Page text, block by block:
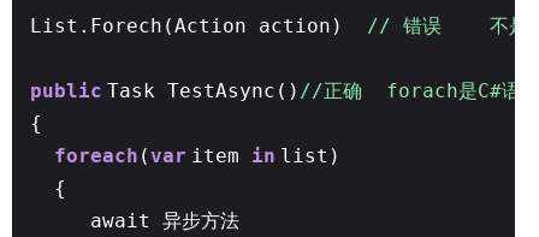
List.Forech(Action action) // 错误 不是异
public Task TestAsync() //正确 forach是C#语法
{
foreach (var item in list)
{
await 异步方法